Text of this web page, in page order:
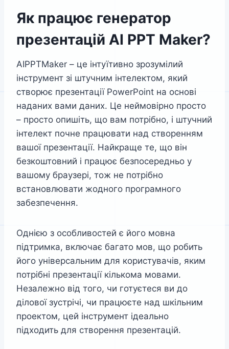
Як працює генератор
презентацій AI PPT Maker?
AIPPTMaker – це інтуїтивно зрозумілий
інструмент зі штучним інтелектом, який
створює презентації PowerPoint на основі
наданих вами даних. Це неймовірно просто
– просто опишіть, що вам потрібно, і штучний
інтелект почне працювати над створенням
вашої презентації. Найкраще те, що він
безкоштовний і працює безпосередньо у
вашому браузері, тож не потрібно
встановлювати жодного програмного
забезпечення.
Однією з особливостей є його мовна
підтримка, включає багато мов, що робить
його універсальним для користувачів, яким
потрібні презентації кількома мовами.
Незалежно від того, чи готуєтеся ви до
ділової зустрічі, чи працюєте над шкільним
проектом, цей інструмент ідеально
підходить для створення презентацій.